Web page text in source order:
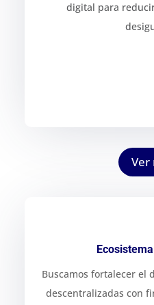
digital para
Ver
Buscamos fortalecer el
descentralizadas con